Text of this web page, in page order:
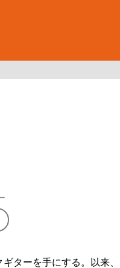
ターを手にする。以来